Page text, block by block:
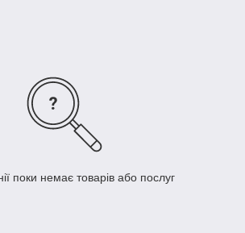
поки немає товарів або послуг